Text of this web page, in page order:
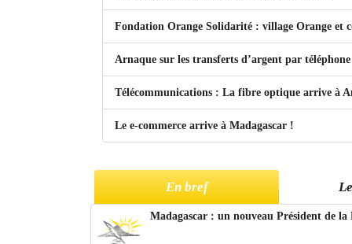
Fondation Orange Solidarité : village Orange et
Arnaque sur les transferts d’argent par téléphone
Télécommunications : La fibre optique arrive à
Le e-commerce arrive à Madagascar !
En bref
Madagascar : un nouveau Président de